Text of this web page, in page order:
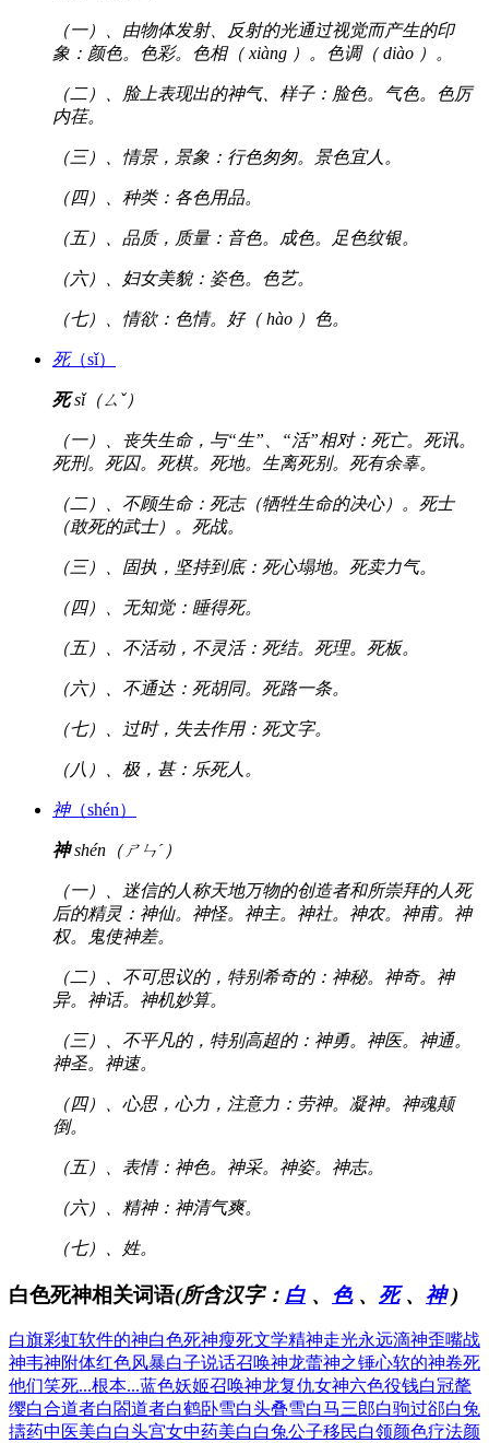
（一）、由物体发射、反射的光通过视觉而产生的印
象：颜色。色彩。色相（ xiàng ）。色调（ diào ）。
（二）、脸上表现出的神气、样子：脸色。气色。色厉
内荏。
（三）、情景，景象：行色匆匆。景色宜人。
（四）、种类：各色用品。
（五）、品质，质量：音色。成色。足色纹银。
（六）、妇女美貌：姿色。色艺。
（七）、情欲：色情。好（ hào ）色。
死（sǐ）
死sǐ（ㄙˇ）
（一）、丧失生命，与“生”、“活”相对：死亡。死讯。
死刑。死囚。死棋。死地。生离死别。死有余辜。
（二）、不顾生命：死志（牺牲生命的决心）。死士
（敢死的武士）。死战。
（三）、固执，坚持到底：死心塌地。死卖力气。
（四）、无知觉：睡得死。
（五）、不活动，不灵活：死结。死理。死板。
（六）、不通达：死胡同。死路一条。
（七）、过时，失去作用：死文字。
（八）、极，甚：乐死人。
神（shén）
神shén（ㄕㄣˊ）
（一）、迷信的人称天地万物的创造者和所崇拜的人死
后的精灵：神仙。神怪。神主。神社。神农。神甫。神
权。鬼使神差。
（二）、不可思议的，特别希奇的：神秘。神奇。神
异。神话。神机妙算。
（三）、不平凡的，特别高超的：神勇。神医。神通。
神圣。神速。
（四）、心思，心力，注意力：劳神。凝神。神魂颠
倒。
（五）、表情：神色。神采。神姿。神志。
（六）、精神：神清气爽。
（七）、姓。
白色死神相关词语(所含汉字： 白 、 色、 死、 神)
白旗彩虹软件的神白色死神瘦死文学精神走光永远滴神歪嘴战
神韦神附体红色风暴白子说话召唤神龙蕾神之锤心软的神卷死
他们笑死...根本...蓝色妖姬召唤神龙复仇女神六色役钱白冠氂
缨白合道者白閤道者白鹤卧雪白头叠雪白马三郎白驹过郤白兔
擣药中医美白白头宫女中药美白白兔公子移民白领颜色疗法颜